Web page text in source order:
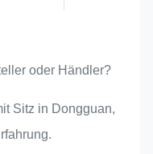
oder Händler?
Sitz in Dongguan,